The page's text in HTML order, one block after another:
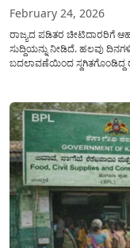
February 24, 2026
ರಾಜ್ಯದ ಪಡಿತರ ಚೀಟಿದಾರರಿಗೆ
ಸುದ್ದಿಯನ್ನು ನೀಡಿದೆ. ಹಲವು
ಬದಲಾವಣೆಯಿಂದ ಸ್ಥಗಿತಗೊಂಡಿದ್ದ